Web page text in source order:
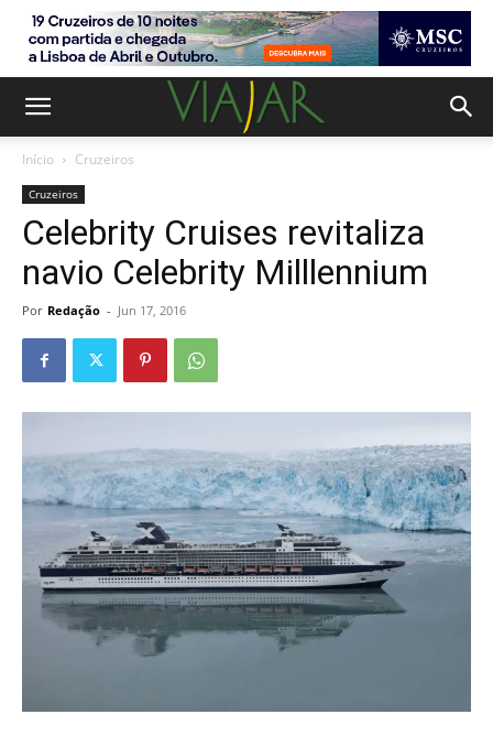
Início Cruzeiros
Cruzeiros
Celebrity Cruises revitaliza
navio Celebrity Milllennium
Por Redação - Jun 17, 2016